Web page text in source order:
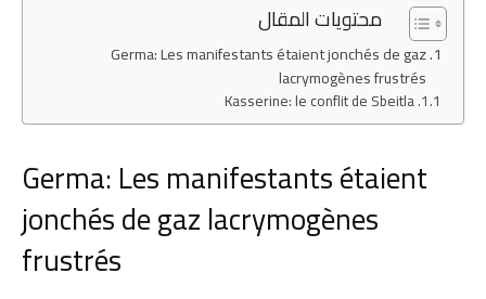
محتويات المقال
Germa: Les manifestants étaient jonchés de gaz
lacrymogènes frustrés
Kasserine: le conflit de Sbeitla
Germa: Les manifestants étaient
jonchés de gaz lacrymogènes
frustrés